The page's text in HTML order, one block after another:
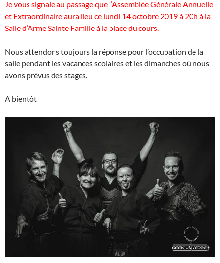
Je vous signale au passage que l’Assemblée Générale Annuelle
et Extraordinaire aura lieu ce lundi 14 octobre 2019 à 20h à la
Salle d’Arme Sainte Famille à la place du cours.
Nous attendons toujours la réponse pour l’occupation de la
salle pendant les vacances scolaires et les dimanches où nous
avons prévus des stages.
A bientôt